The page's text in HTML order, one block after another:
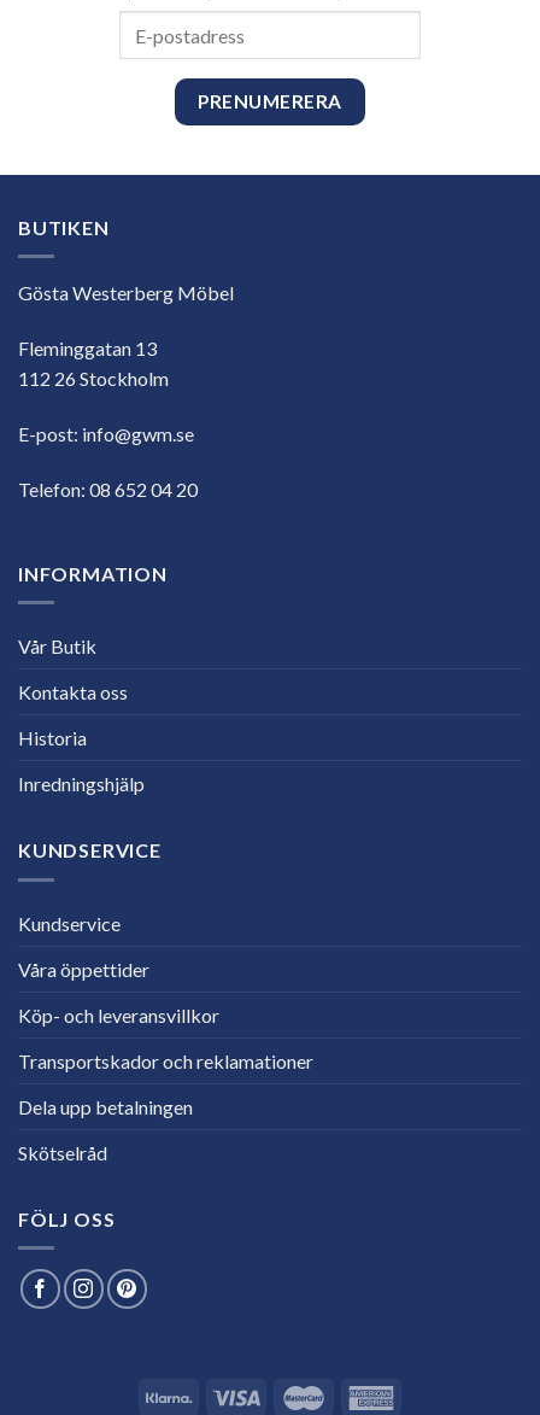
BUTIKEN
Gösta Westerberg Möbel
Fleminggatan 13
112 26 Stockholm
E-post: info@gwm.se
Telefon: 08 652 04 20
INFORMATION
Vår Butik
Kontakta oss
Historia
Inredningshjälp
KUNDSERVICE
Kundservice
Våra öppettider
Köp- och leveransvillkor
Transportskador och reklamationer
Dela upp betalningen
Skötselråd
FÖLJ OSS